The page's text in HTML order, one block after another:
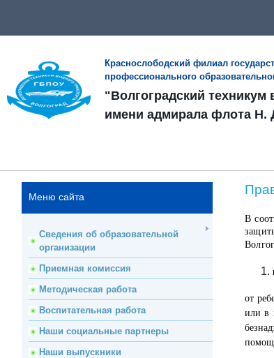
Краснослободский филиал
профессионального
"Волгоградский техникум
имени адмирала флота Н.
Меню сайта
Сведения об образовательной
организации
Приемная комиссия
Методическая работа
Воспитательная работа
Наши социальные партнеры
Наши выпускники
В
от
или в